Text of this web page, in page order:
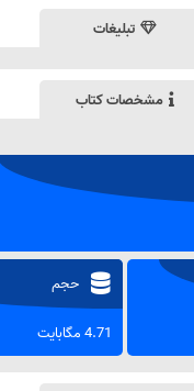
تبلیغات
مشخصات کتاب
حجم
4.71 مگابایت